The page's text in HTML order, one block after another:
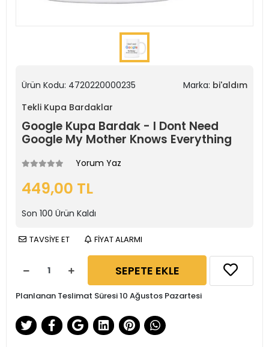
Ürün Kodu: 4720220000235 Marka: bi'aldım
Tekli Kupa Bardaklar
Google Kupa Bardak - I Dont Need
Google My Mother Knows Everything
Yorum Yaz
449,00 TL
Son 100 Ürün Kaldı
TAVSİYE ET FİYAT ALARMI
SEPETE EKLE
Planlanan Teslimat Süresi 10 Ağustos Pazartesi